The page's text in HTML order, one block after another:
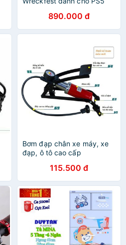
890.000 đ
Bơm đạp chân xe máy, xe
đạp, ô tô cao cấp
115.500 đ